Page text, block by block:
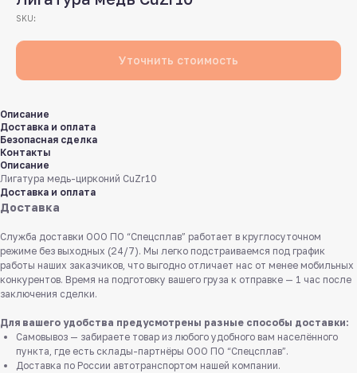
SKU:
Уточнить стоимость
Описание
Доставка и оплата
Безопасная сделка
Контакты
Описание
Лигатура медь-цирконий CuZr10
Доставка и оплата
Доставка
Служба доставки ООО ПО “Спецсплав” работает в круглосуточном
режиме без выходных (24/7). Мы легко подстраиваемся под график
работы наших заказчиков, что выгодно отличает нас от менее мобильных
конкурентов. Время на подготовку вашего груза к отправке — 1 час после
заключения сделки.
Для вашего удобства предусмотрены разные способы доставки:
Самовывоз — забираете товар из любого удобного вам населённого
пункта, где есть склады-партнёры ООО ПО “Спецсплав”.
Доставка по России автотранспортом нашей компании.